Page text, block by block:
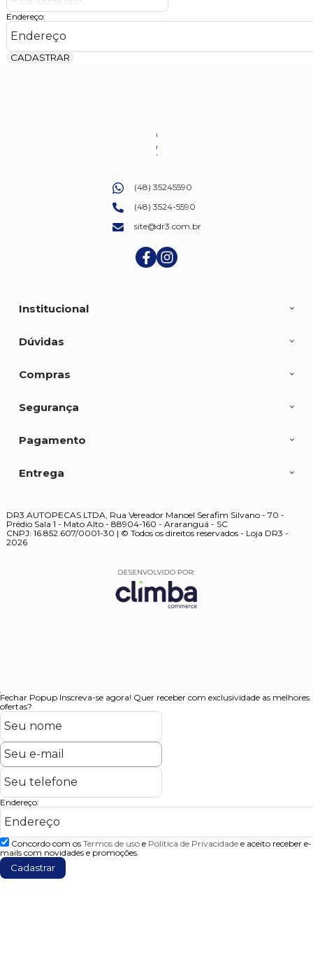
Endereço:
CADASTRAR
(48) 35245590
(48) 3524-5590
site@dr3.com.br
Institucional
Dúvidas
Compras
Segurança
Pagamento
Entrega
DR3 AUTOPECAS LTDA, Rua Vereador Manoel Serafim Silvano - 70 -
Prédio Sala 1 - Mato Alto - 88904-160 - Araranguá - SC
CNPJ: 16.852.607/0001-30 | © Todos os direitos reservados - Loja DR3 -
2026
Fechar Popup Inscreva-se agora! Quer receber com exclusividade as melhores
ofertas?
Endereço:
Concordo com os Termos de uso e Politica de Privacidade e aceito receber e-
mails com novidades e promoções.
Cadastrar